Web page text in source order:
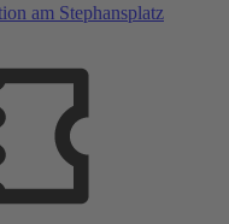
am Stephansplatz